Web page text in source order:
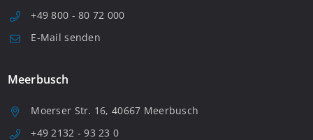
+49 800 - 80 72 000
E-Mail senden
Meerbusch
Moerser Str. 16, 40667 Meerbusch
+49 2132 - 93 23 0